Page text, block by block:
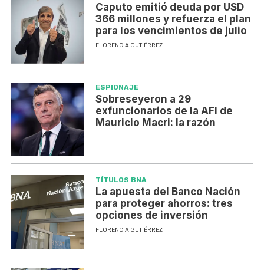
Caputo emitió deuda por USD
366 millones y refuerza el plan
para los vencimientos de julio
FLORENCIA GUTIÉRREZ
ESPIONAJE
Sobreseyeron a 29
exfuncionarios de la AFI de
Mauricio Macri: la razón
TÍTULOS BNA
La apuesta del Banco Nación
para proteger ahorros: tres
opciones de inversión
FLORENCIA GUTIÉRREZ